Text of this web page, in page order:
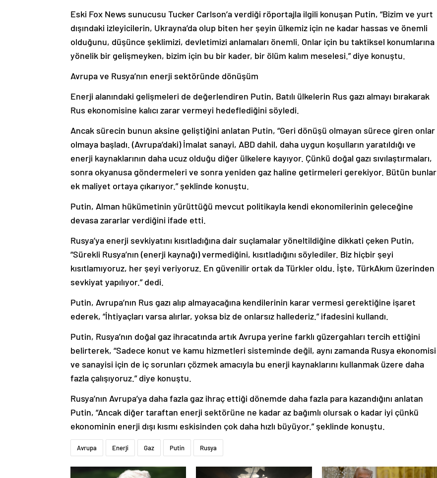
Eski Fox News sunucusu Tucker Carlson’a verdiği röportajla ilgili konuşan Putin, “Bizim ve yurt
dışındaki izleyicilerin, Ukrayna’da olup biten her şeyin ülkemiz için ne kadar hassas ve önemli
olduğunu, düşünce şeklimizi, devletimizi anlamaları önemli. Onlar için bu taktiksel konumlarına
yönelik bir gelişmeyken, bizim için bu bir kader, bir ölüm kalım meselesi.” diye konuştu.
Avrupa ve Rusya’nın enerji sektöründe dönüşüm
Enerji alanındaki gelişmeleri de değerlendiren Putin, Batılı ülkelerin Rus gazı almayı bırakarak
Rus ekonomisine kalıcı zarar vermeyi hedeflediğini söyledi.
Ancak sürecin bunun aksine geliştiğini anlatan Putin, “Geri dönüşü olmayan sürece giren onlar
olmaya başladı. (Avrupa’daki) İmalat sanayi, ABD dahil, daha uygun koşulların yaratıldığı ve
enerji kaynaklarının daha ucuz olduğu diğer ülkelere kayıyor. Çünkü doğal gazı sıvılaştırmaları,
sonra okyanusa göndermeleri ve sonra yeniden gaz haline getirmeleri gerekiyor. Bütün bunlar
ek maliyet ortaya çıkarıyor.” şeklinde konuştu.
Putin, Alman hükümetinin yürüttüğü mevcut politikayla kendi ekonomilerinin geleceğine
devasa zararlar verdiğini ifade etti.
Rusya’ya enerji sevkiyatını kısıtladığına dair suçlamalar yöneltildiğine dikkati çeken Putin,
“Sürekli Rusya’nın (enerji kaynağı) vermediğini, kısıtladığını söylediler. Biz hiçbir şeyi
kısıtlamıyoruz, her şeyi veriyoruz. En güvenilir ortak da Türkler oldu. İşte, TürkAkım üzerinden
sevkiyat yapılıyor.” dedi.
Putin, Avrupa’nın Rus gazı alıp almayacağına kendilerinin karar vermesi gerektiğine işaret
ederek, “İhtiyaçları varsa alırlar, yoksa biz de onlarsız hallederiz.” ifadesini kullandı.
Putin, Rusya’nın doğal gaz ihracatında artık Avrupa yerine farklı güzergahları tercih ettiğini
belirterek, “Sadece konut ve kamu hizmetleri sisteminde değil, aynı zamanda Rusya ekonomisi
ve sanayisi için de iç sorunları çözmek amacıyla bu enerji kaynaklarını kullanmak üzere daha
fazla çalışıyoruz.” diye konuştu.
Rusya’nın Avrupa’ya daha fazla gaz ihraç ettiği dönemde daha fazla para kazandığını anlatan
Putin, “Ancak diğer taraftan enerji sektörüne ne kadar az bağımlı olursak o kadar iyi çünkü
ekonominin enerji dışı kısmı eskisinden çok daha hızlı büyüyor.” şeklinde konuştu.
Avrupa Enerji Gaz Putin Rusya